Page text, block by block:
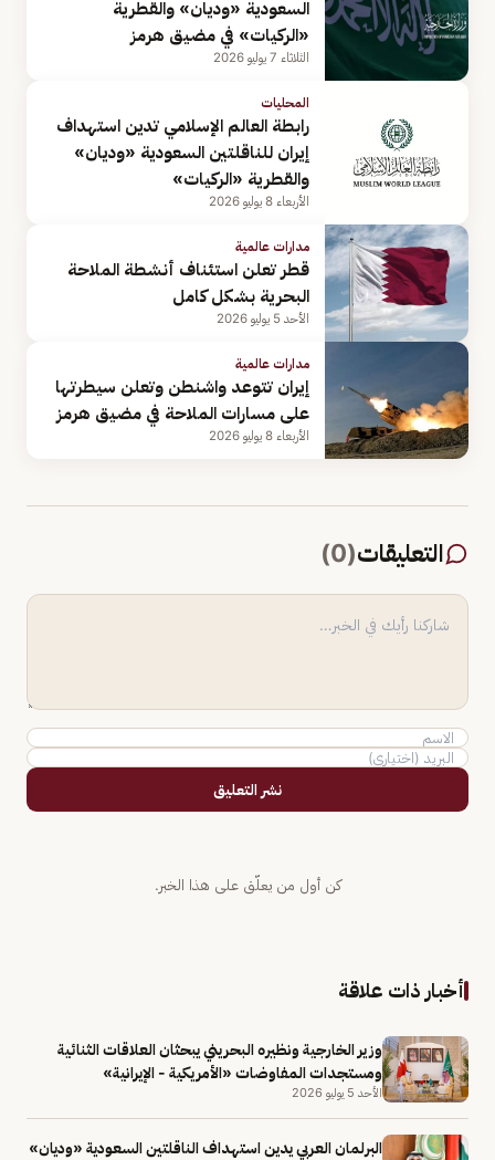
السعودية «وديان» والقطرية
«الركيات» في مضيق هرمز
الثلاثاء 7 يوليو 2026
المحليات
رابطة العالم الإسلامي تدين استهداف
إيران للناقلتين السعودية «وديان»
والقطرية «الركيات»
الأربعاء 8 يوليو 2026
مدارات عالمية
قطر تعلن استئناف أنشطة الملاحة
البحرية بشكل كامل
الأحد 5 يوليو 2026
مدارات عالمية
إيران تتوعد واشنطن وتعلن سيطرتها
على مسارات الملاحة في مضيق هرمز
الأربعاء 8 يوليو 2026
التعليقات(
0
)
نشر التعليق
كن أول من يعلّق على هذا الخبر.
أخبار ذات علاقة
وزير الخارجية ونظيره البحريني يبحثان العلاقات الثنائية
ومستجدات المفاوضات «الأمريكية - الإيرانية»
الأحد 5 يوليو 2026
البرلمان العربي يدين استهداف الناقلتين السعودية «وديان»